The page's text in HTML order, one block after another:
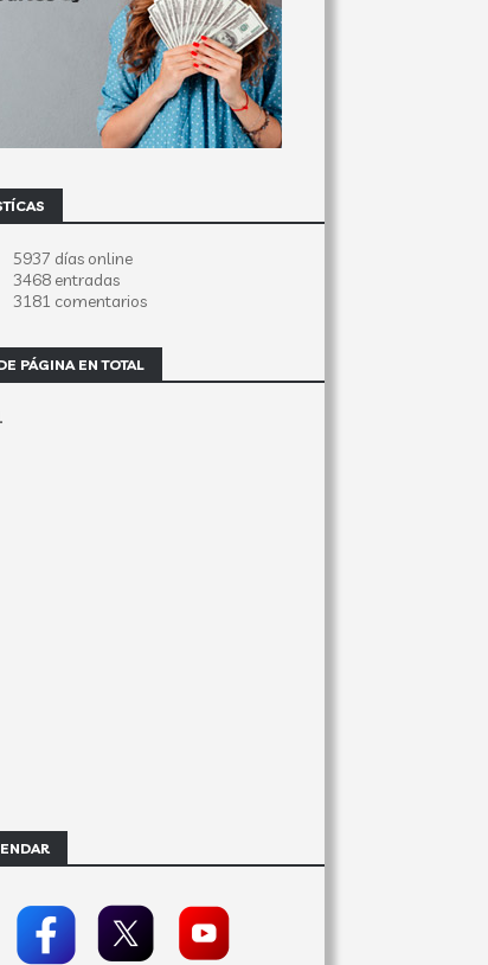
5937 días online
3468 entradas
3181 comentarios
PÁGINA EN TOTAL